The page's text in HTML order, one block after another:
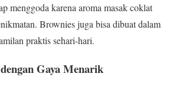
menggoda karena aroma masak coklat
Brownies juga bisa dibuat dalam
praktis sehari-hari.
Gaya Menarik